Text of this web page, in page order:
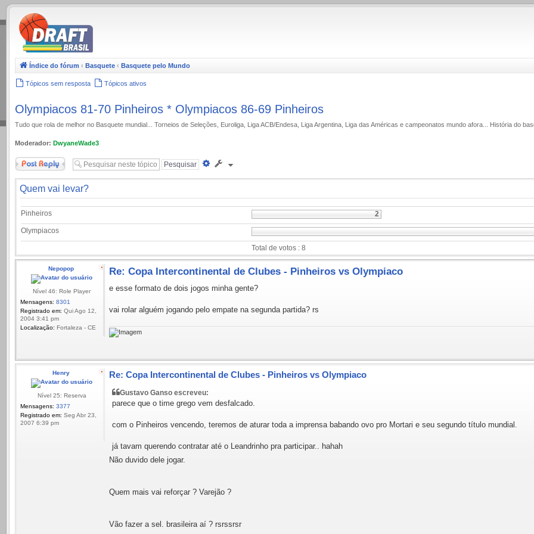
.
Índice do fórum ‹ Basquete ‹ Basquete pelo Mundo
Tópicos sem resposta Tópicos ativos
Olympiacos 81-70 Pinheiros * Olympiacos 86-69 Pinheiros
Tudo que rola de melhor no Basquete mundial... Torneios de Seleções, Euroliga, Liga ACB/Endesa, Liga Argentina, Liga das Américas e campeonatos mundo afora... História do
Moderador: DwyaneWade3
Responder
Pesquisa
Quem vai levar?
Pinheiros 2
Olympiacos
Total de votos : 8
Nepopop
Nível 46: Role Player
Mensagens: 8301
Registrado em: Qui Ago 12,
2004 3:41 pm
Localização: Fortaleza - CE
Re: Copa Intercontinental de Clubes - Pinheiros vs Olympiaco
e esse formato de dois jogos minha gente?
vai rolar alguém jogando pelo empate na segunda partida? rs
Henry
Nível 25: Reserva
Mensagens: 3377
Registrado em: Seg Abr 23,
2007 6:39 pm
Re: Copa Intercontinental de Clubes - Pinheiros vs Olympiaco
Gustavo Ganso escreveu:
parece que o time grego vem desfalcado.
com o Pinheiros vencendo, teremos de aturar toda a imprensa babando ovo pro Mortari e seu segundo título mundial.
já tavam querendo contratar até o Leandrinho pra participar.. hahah
Não duvido dele jogar.
Quem mais vai reforçar ? Varejão ?
Vão fazer a sel. brasileira aí ? rsrssrsr